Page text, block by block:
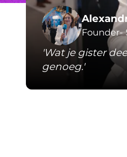
Founder-
'Wat je gister
genoeg.'